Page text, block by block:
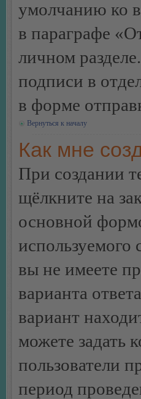
умолчанию ко
в параграфе
личном
подписи в
в форме
Вернуться к началу
Как мне
При создании
щёлкните на
основной
используемого
вы не имеете
варианта
вариант
можете задать
пользователи
период